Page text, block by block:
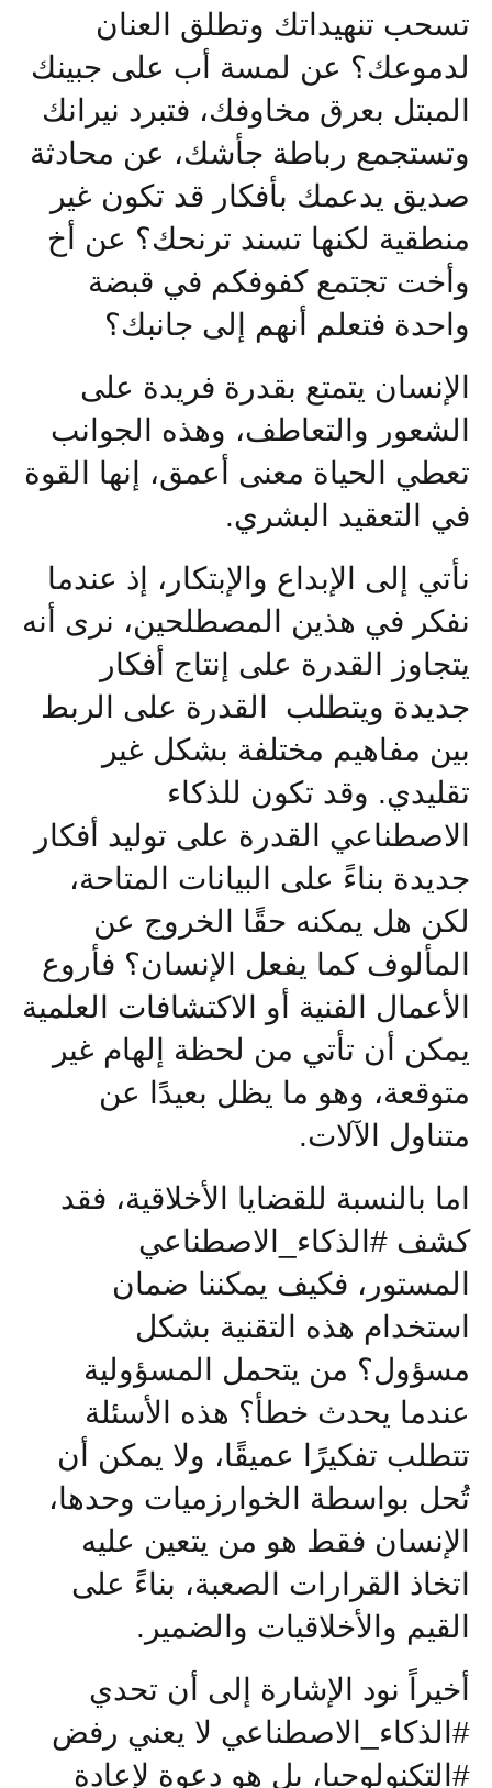
تسحب تنهيداتك وتطلق العنان
لدموعك؟ عن لمسة أب على جبينك
المبتل بعرق مخاوفك، فتبرد نيرانك
وتستجمع رباطة جأشك، عن محادثة
صديق يدعمك بأفكار قد تكون غير
منطقية لكنها تسند ترنحك؟ عن أخ
وأخت تجتمع كفوفكم في قبضة
واحدة فتعلم أنهم إلى جانبك؟
الإنسان يتمتع بقدرة فريدة على
الشعور والتعاطف، وهذه الجوانب
تعطي الحياة معنى أعمق، إنها القوة
في التعقيد البشري.
نأتي إلى الإبداع والإبتكار، إذ عندما
نفكر في هذين المصطلحين، نرى أنه
يتجاوز القدرة على إنتاج أفكار
جديدة ويتطلب القدرة على الربط
بين مفاهيم مختلفة بشكل غير
تقليدي. وقد تكون للذكاء
الاصطناعي القدرة على توليد أفكار
جديدة بناءً على البيانات المتاحة،
لكن هل يمكنه حقًا الخروج عن
المألوف كما يفعل الإنسان؟ فأروع
الأعمال الفنية أو الاكتشافات العلمية
يمكن أن تأتي من لحظة إلهام غير
متوقعة، وهو ما يظل بعيدًا عن
متناول الآلات.
اما بالنسبة للقضايا الأخلاقية، فقد
كشف #الذكاء_الاصطناعي
المستور، فكيف يمكننا ضمان
استخدام هذه التقنية بشكل
مسؤول؟ من يتحمل المسؤولية
عندما يحدث خطأ؟ هذه الأسئلة
تتطلب تفكيرًا عميقًا، ولا يمكن أن
تُحل بواسطة الخوارزميات وحدها،
الإنسان فقط هو من يتعين عليه
اتخاذ القرارات الصعبة، بناءً على
القيم والأخلاقيات والضمير.
أخيراً نود الإشارة إلى أن تحدي
#الذكاء_الاصطناعي لا يعني رفض
#التكنولوجيا، بل هو دعوة لإعادة